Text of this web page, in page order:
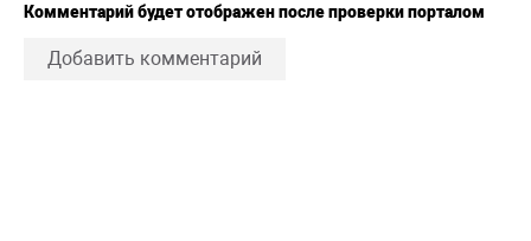
Комментарий будет отображен после проверки порталом
Добавить комментарий